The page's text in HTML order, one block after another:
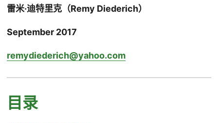
雷米·迪特里克（Remy Diederich）
September 2017
remydiederich@yahoo.com
目录